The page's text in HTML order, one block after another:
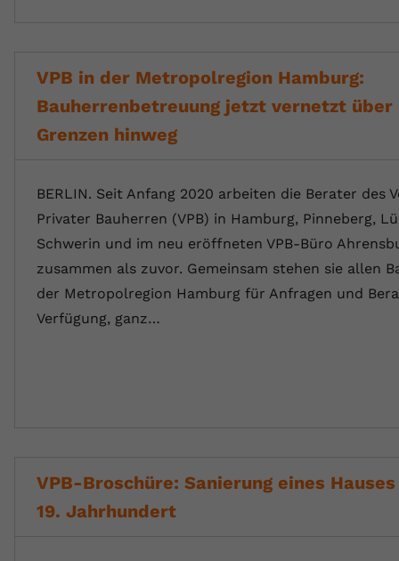
VPB in der Metropolregion Hamburg:
Bauherrenbetreuung jetzt vernetzt über
Grenzen hinweg
BERLIN. Seit Anfang 2020 arbeiten die Berater des
Privater Bauherren (VPB) in Hamburg, Pinneberg,
Schwerin und im neu eröffneten VPB-Büro
zusammen als zuvor. Gemeinsam stehen sie allen
der Metropolregion Hamburg für Anfragen und
Verfügung, ganz…
VPB-Broschüre: Sanierung eines
19. Jahrhundert